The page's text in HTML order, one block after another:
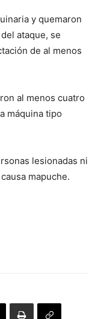
y quemaron
ataque, se
de al menos
al menos cuatro
máquina tipo
lesionadas ni
mapuche.